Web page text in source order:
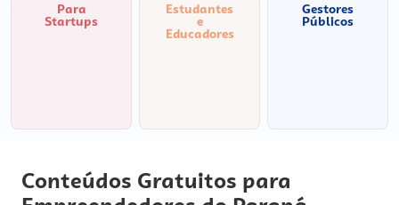
Para
Startups
Estudantes
e
Educadores
Gestores
Públicos
Conteúdos Gratuitos para